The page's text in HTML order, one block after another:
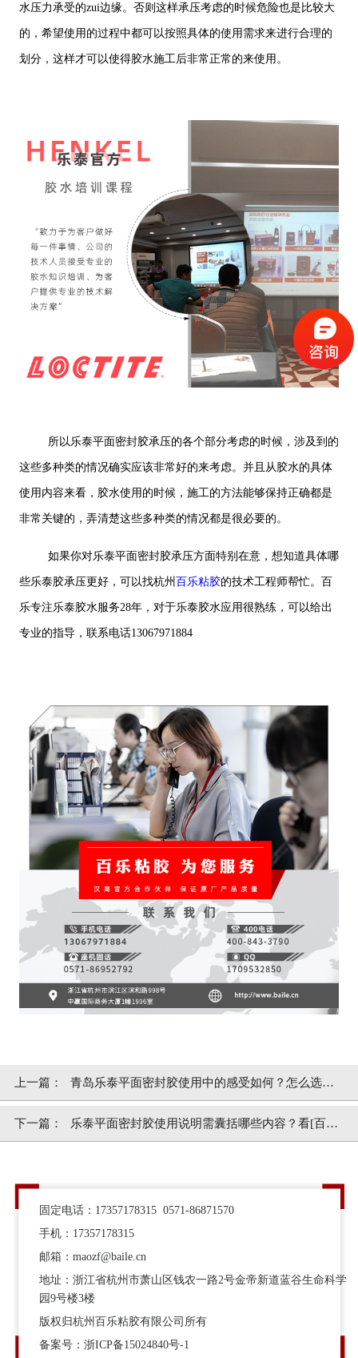
水压力承受的zui边缘。否则这样承压考虑的时候危险也是比较大
的，希望使用的过程中都可以按照具体的使用需求来进行合理的
划分，这样才可以使得胶水施工后非常正常的来使用。
所以乐泰平面密封胶承压的各个部分考虑的时候，涉及到的
这些多种类的情况确实应该非常好的来考虑。并且从胶水的具体
使用内容来看，胶水使用的时候，施工的方法能够保持正确都是
非常关键的，弄清楚这些多种类的情况都是很必要的。
如果你对乐泰平面密封胶承压方面特别在意，想知道具体哪
些乐泰胶承压更好，可以找杭州 百乐粘胶的技术工程师帮忙。百
乐专注乐泰胶水服务28年，对于乐泰胶水应用很熟练，可以给出
专业的指导，联系电话13067971884
上一篇： 青岛乐泰平面密封胶使用中的感受如何？怎么选？
[百乐粘胶]
下一篇： 乐泰平面密封胶使用说明需囊括哪些内容？看[百乐
固定电话：17357178315 0571-86871570
手机：17357178315
邮箱：maozf@baile.cn
地址：浙江省杭州市萧山区钱农一路2号金帝新道蓝谷生命科学
园9号楼3楼
版权归杭州百乐粘胶有限公司所有
备案号：浙ICP备15024840号-1